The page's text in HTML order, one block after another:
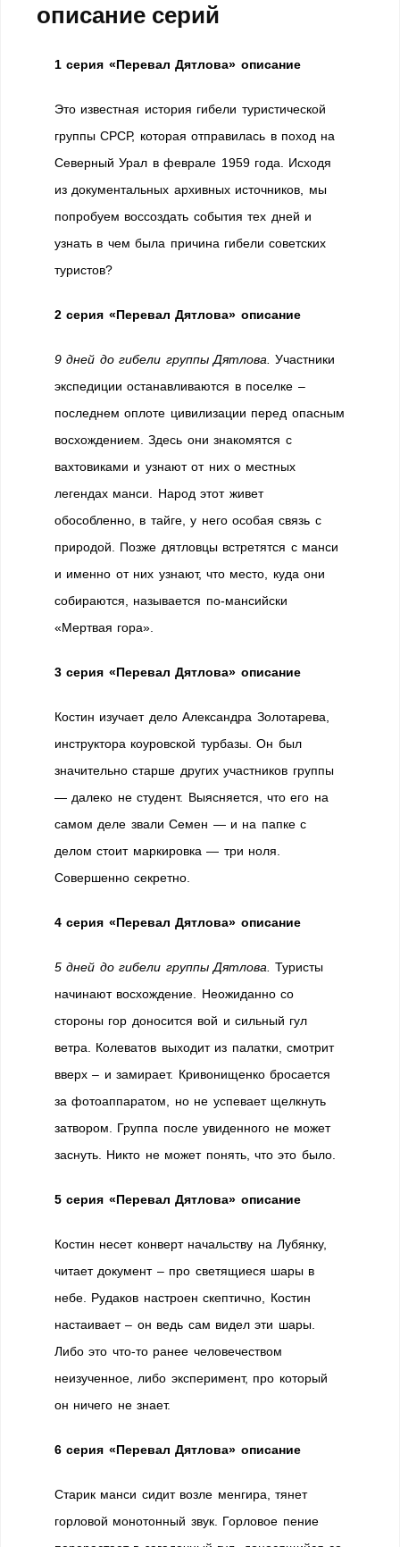
описание серий
1 серия «Перевал Дятлова» описание
Это известная история гибели туристической
группы СРСР, которая отправилась в поход на
Северный Урал в феврале 1959 года. Исходя
из документальных архивных источников, мы
попробуем воссоздать события тех дней и
узнать в чем была причина гибели советских
туристов?
2 серия «Перевал Дятлова» описание
9 дней до гибели группы Дятлова.
Участники
экспедиции останавливаются в поселке –
последнем оплоте цивилизации перед опасным
восхождением. Здесь они знакомятся с
вахтовиками и узнают от них о местных
легендах манси. Народ этот живет
обособленно, в тайге, у него особая связь с
природой. Позже дятловцы встретятся с манси
и именно от них узнают, что место, куда они
собираются, называется по-мансийски
«Мертвая гора».
3 серия «Перевал Дятлова» описание
Костин изучает дело Александра Золотарева,
инструктора коуровской турбазы. Он был
значительно старше других участников группы
— далеко не студент. Выясняется, что его на
самом деле звали Семен — и на папке с
делом стоит маркировка — три ноля.
Совершенно секретно.
4 серия «Перевал Дятлова» описание
5 дней до гибели группы Дятлова.
Туристы
начинают восхождение. Неожиданно со
стороны гор доносится вой и сильный гул
ветра. Колеватов выходит из палатки, смотрит
вверх – и замирает. Кривонищенко бросается
за фотоаппаратом, но не успевает щелкнуть
затвором. Группа после увиденного не может
заснуть. Никто не может понять, что это было.
5 серия «Перевал Дятлова» описание
Костин несет конверт начальству на Лубянку,
читает документ – про светящиеся шары в
небе. Рудаков настроен скептично, Костин
настаивает – он ведь сам видел эти шары.
Либо это что-то ранее человечеством
неизученное, либо эксперимент, про который
он ничего не знает.
6 серия «Перевал Дятлова» описание
Старик манси сидит возле менгира, тянет
горловой монотонный звук. Горловое пение